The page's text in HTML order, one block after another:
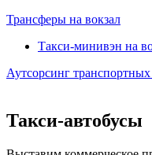
Трансферы на вокзал
Такси-минивэн на
Аутсорсинг транспортных
Такси-автобусы